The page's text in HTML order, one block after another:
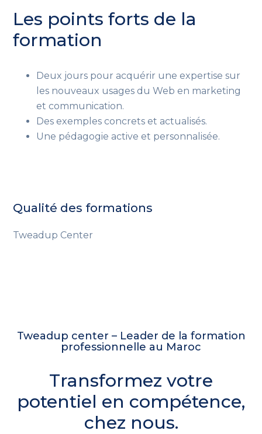
Les points forts de la
formation
Deux jours pour acquérir une expertise sur
les nouveaux usages du Web en marketing
et communication.
Des exemples concrets et actualisés.
Une pédagogie active et personnalisée.
Qualité des formations
Tweadup Center
Tweadup center – Leader de la formation
professionnelle au Maroc
Transformez votre
potentiel en compétence,
chez nous.